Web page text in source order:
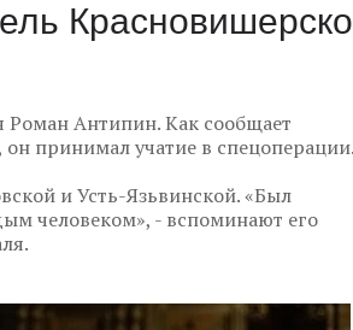
Роман Антипин. Как сообщает
принимал учатие в спецоперации.
и Усть-Язьвинской. «Был
человеком», - вспоминают его